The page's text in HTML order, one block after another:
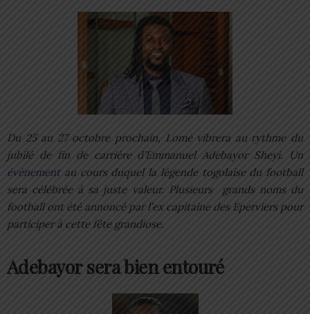
Du 25 au 27 octobre prochain, Lomé vibrera au rythme du
jubilé de fin de carrière d’Emmanuel Adebayor Sheyi. Un
évènementau cours duquel la légende togolaise du football
sera célébrée à sa juste valeur. Plusieurs grands noms du
football ont été annoncé par l’ex capitaine des Eperviers pour
participer à cette fête grandiose.
Adebayor sera bien entouré